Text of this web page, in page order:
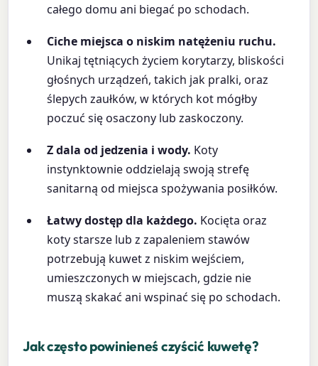
całego domu ani biegać po schodach.
Ciche miejsca o niskim natężeniu ruchu.
Unikaj tętniących życiem korytarzy, bliskości
głośnych urządzeń, takich jak pralki, oraz
ślepych zaułków, w których kot mógłby
poczuć się osaczony lub zaskoczony.
Z dala od jedzenia i wody. Koty
instynktownie oddzielają swoją strefę
sanitarną od miejsca spożywania posiłków.
Łatwy dostęp dla każdego. Kocięta oraz
koty starsze lub z zapaleniem stawów
potrzebują kuwet z niskim wejściem,
umieszczonych w miejscach, gdzie nie
muszą skakać ani wspinać się po schodach.
Jak często powinieneś czyścić kuwetę?